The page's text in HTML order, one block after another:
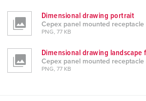
Dimensional drawing portrait
Cepex panel mounted receptacle
PNG, 77 KB
Dimensional drawing landscape
Cepex panel mounted receptacle
PNG, 77 KB